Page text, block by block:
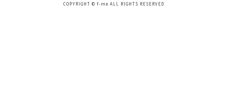
COPYRIGHT © f-me ALL RIGHTS RESERVED